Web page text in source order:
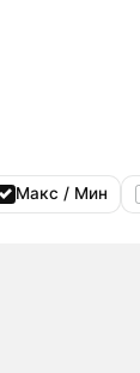
Макс / Мин